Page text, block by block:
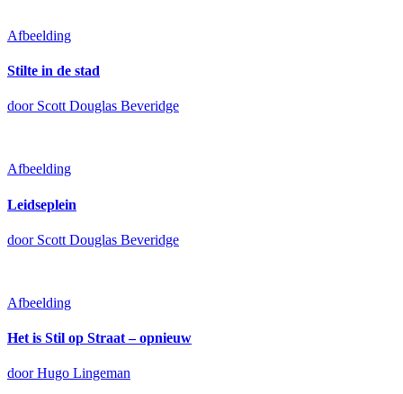
Afbeelding
Stilte in de stad
door Scott Douglas Beveridge
Afbeelding
Leidseplein
door Scott Douglas Beveridge
Afbeelding
Het is Stil op Straat – opnieuw
door Hugo Lingeman